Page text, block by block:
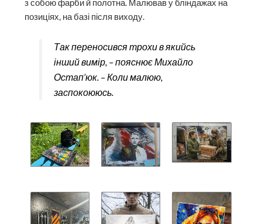
з собою фарби й полотна. Малював у бліндажах на
позиціях, на базі після виходу.
Так переносився трохи в якийсь
інший вимір, – пояснює Михайло
Остап’юк. – Коли малюю,
заспокоююсь.